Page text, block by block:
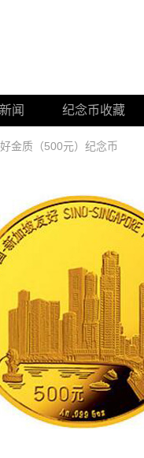
闻 纪念币收藏
金质（500元）纪念币